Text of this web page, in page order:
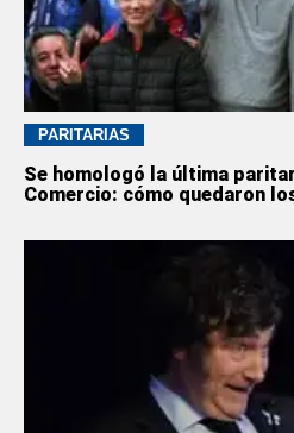
PARITARIAS
Se homologó la última
Comercio: cómo quedaron